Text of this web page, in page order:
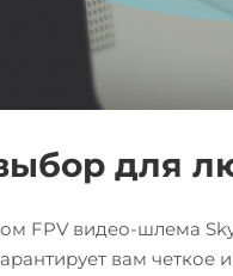
для
FPV видео-шлема
вам